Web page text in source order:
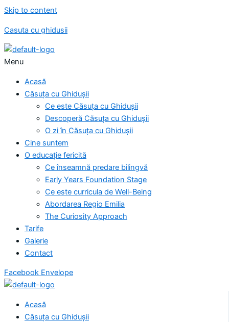
Skip to content
Casuta cu ghidusii
Menu
Acasă
Căsuța cu Ghidușii
Ce este Căsuța cu Ghidușii
Descoperă Căsuța cu Ghidușii
O zi în Căsuța cu Ghidușii
Cine suntem
O educație fericită
Ce înseamnă predare bilingvă
Early Years Foundation Stage
Ce este curricula de Well-Being
Abordarea Regio Emilia
The Curiosity Approach
Tarife
Galerie
Contact
Facebook Envelope
Acasă
Căsuța cu Ghidușii